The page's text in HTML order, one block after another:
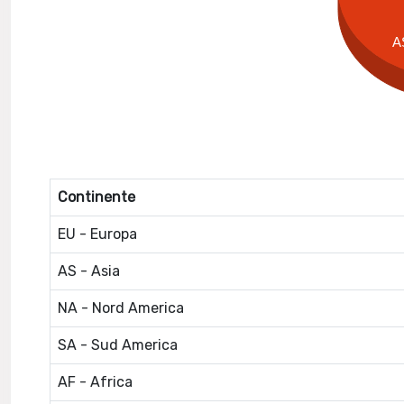
Continente
EU - Europa
AS - Asia
NA - Nord America
SA - Sud America
AF - Africa